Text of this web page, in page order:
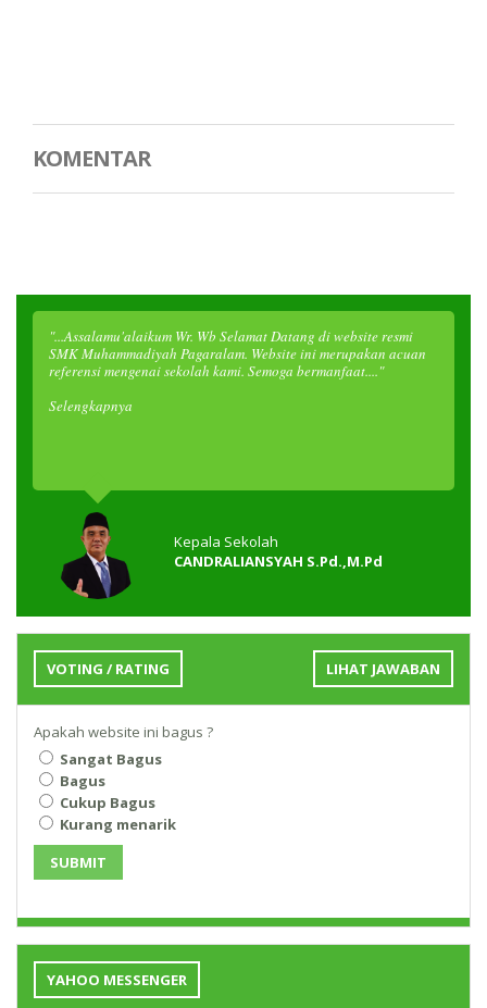
KOMENTAR
"...Assalamu'alaikum Wr. Wb Selamat Datang di website resmi
SMK Muhammadiyah Pagaralam. Website ini merupakan acuan
referensi mengenai sekolah kami. Semoga bermanfaat...."
Selengkapnya
Kepala Sekolah
CANDRALIANSYAH S.Pd.,M.Pd
VOTING / RATING LIHAT JAWABAN
Apakah website ini bagus ?
Sangat Bagus
Bagus
Cukup Bagus
Kurang menarik
SUBMIT
YAHOO MESSENGER